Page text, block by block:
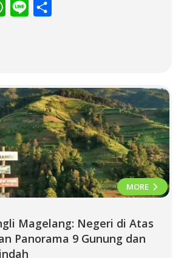
WhatsApp
Line
MORE
Magelang: Negeri di Atas
Panorama 9 Gunung dan